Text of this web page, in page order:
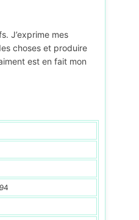
J’exprime mes
choses et produire
est en fait mon